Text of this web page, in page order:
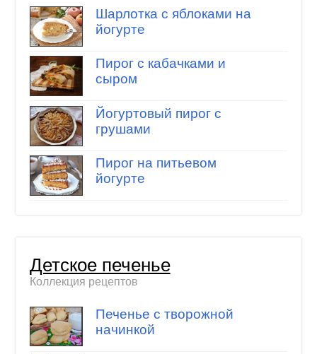
Шарлотка с яблоками на
йогурте
Пирог с кабачками и
сыром
Йогуртовый пирог с
грушами
Пирог на питьевом
йогурте
Детское печенье
Коллекция рецептов
Печенье с творожной
начинкой